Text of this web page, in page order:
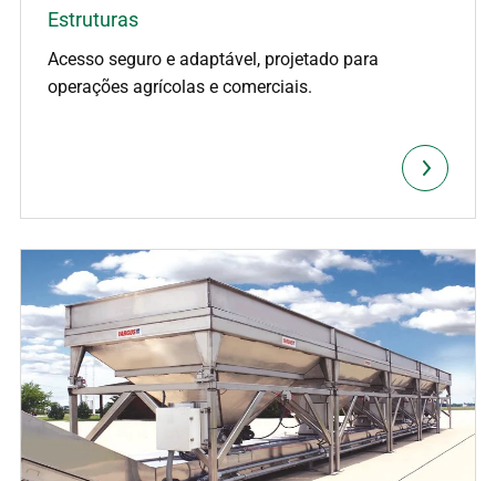
Estruturas
Acesso seguro e adaptável, projetado para
operações agrícolas e comerciais.